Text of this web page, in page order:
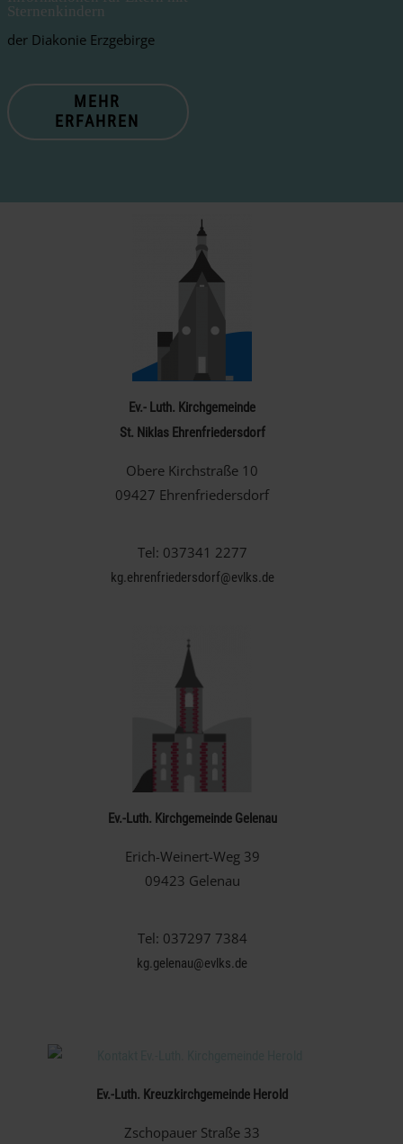
Sternenkindern
der Diakonie Erzgebirge
MEHR
ERFAHREN
Ev.- Luth. Kirchgemeinde
St. Niklas Ehrenfriedersdorf
Obere Kirchstraße 10
09427 Ehrenfriedersdorf
Tel: 037341 2277
kg.ehrenfriedersdorf@evlks.de
Ev.-Luth. Kirchgemeinde Gelenau
Erich-Weinert-Weg 39
09423 Gelenau
Tel: 037297 7384
kg.gelenau@evlks.de
Ev.-Luth. Kreuzkirchgemeinde Herold
Zschopauer Straße 33